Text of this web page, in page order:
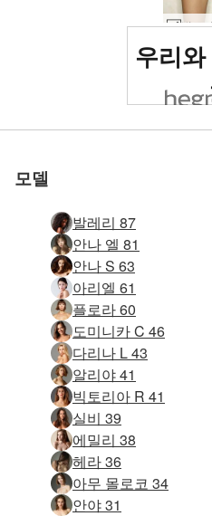
로
우리
세계 1위
우리
세계 1위
우리
세계 1위
우리 타
타
세계 1위
우리타샤
테
세계 1위
우리
세계 1위
우리
모델
발레리 87
안나 엘 81
안나 S 63
아리엘 61
플로라 60
도미니카 C 46
다리나 L 43
알리야 41
빅토리아 R 41
실비 39
에밀리 38
헤라 36
아무 몰로코 34
안야 31